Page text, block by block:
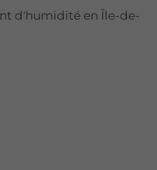
d'humidité en Île-de-